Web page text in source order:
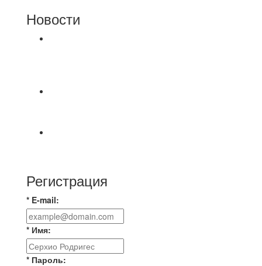
Новости
Регистрация
* E-mail:
* Имя:
* Пароль: